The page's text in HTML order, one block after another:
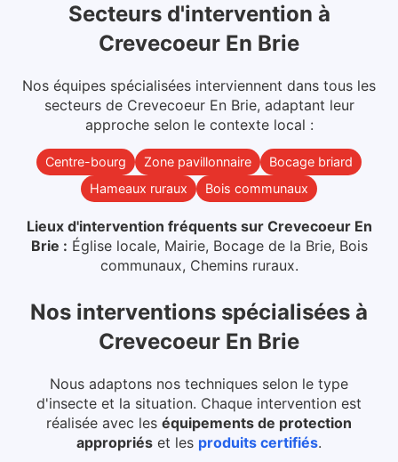
Secteurs d'intervention à
Crevecoeur En Brie
Nos équipes spécialisées interviennent dans tous les
secteurs de Crevecoeur En Brie, adaptant leur
approche selon le contexte local :
Centre-bourg Zone pavillonnaire
Bocage briard
Hameaux ruraux
Bois communaux
Lieux d'intervention fréquents sur Crevecoeur En
Brie : Église locale, Mairie, Bocage de la Brie, Bois
communaux, Chemins ruraux.
Nos interventions spécialisées à
Crevecoeur En Brie
Nous adaptons nos techniques selon le type
d'insecte et la situation. Chaque intervention est
réalisée avec les équipements de protection
appropriés et les produits certifiés.